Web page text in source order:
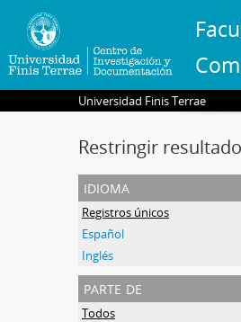
Universidad Finis Terrae
Restringir
idioma
Registros únicos
Español
Inglés
parte de
Todos